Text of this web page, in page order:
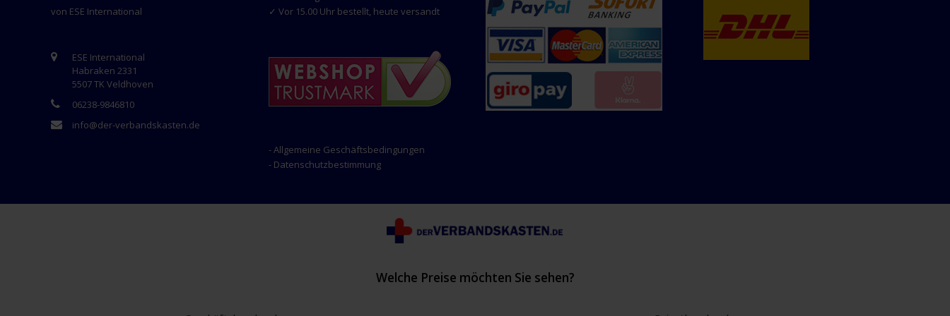
von ESE International
ESE International
Habraken 2331
5507 TK Veldhoven
06238-9846810
info@der-verbandskasten.de
✓ Vor 15.00 Uhr bestellt, heute versandt
- Allgemeine Geschäftsbedingungen
- Datenschutzbestimmung
Welche Preise möchten Sie sehen?